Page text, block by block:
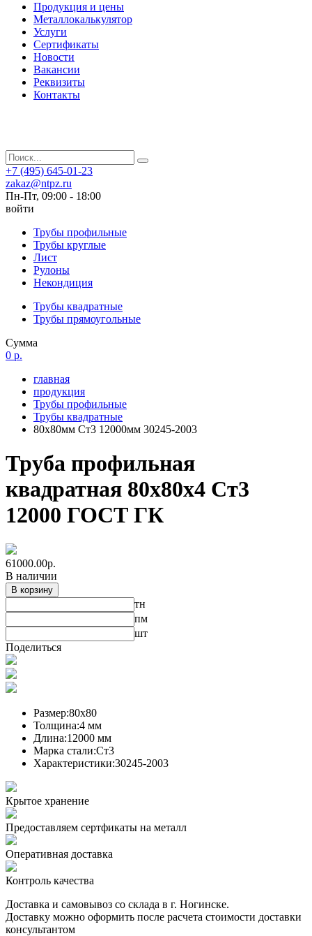
Продукция и цены
Металлокалькулятор
Услуги
Сертификаты
Новости
Вакансии
Реквизиты
Контакты
+7 (495) 645-01-23
zakaz@ntpz.ru
Пн-Пт, 09:00 - 18:00
войти
Трубы профильные
Трубы круглые
Лист
Рулоны
Некондиция
Трубы квадратные
Трубы прямоугольные
Сумма
0 р.
главная
продукция
Трубы профильные
Трубы квадратные
80х80мм Ст3 12000мм 30245-2003
Труба профильная
квадратная 80х80х4 Ст3
12000 ГОСТ ГК
61000.00р.
В наличии
В корзину
тн
пм
шт
Поделиться
Размер:80х80
Толщина:4 мм
Длина:12000 мм
Марка стали:Ст3
Характеристики:30245-2003
Крытое хранение
Предоставляем сертфикаты на металл
Оперативная доставка
Контроль качества
Доставка и самовывоз со склада в г. Ногинске.
Доставку можно оформить после расчета стоимости доставки
консультантом